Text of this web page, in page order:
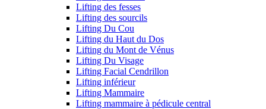
Lifting des fesses
Lifting des sourcils
Lifting Du Cou
Lifting du Haut du Dos
Lifting du Mont de Vénus
Lifting Du Visage
Lifting Facial Cendrillon
Lifting inférieur
Lifting Mammaire
Lifting mammaire à pédicule central